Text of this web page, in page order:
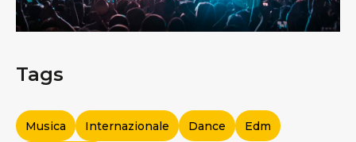
Tags
Musica Internazionale Dance Edm